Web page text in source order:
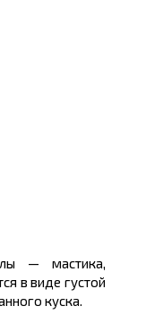
— мастика,
в виде густой
куска.